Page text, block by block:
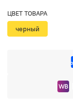
ЦВЕТ ТОВАРА
черный